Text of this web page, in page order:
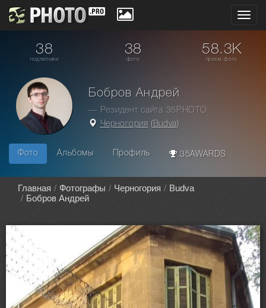
38
подписчики
38
фото
58.3K
просм. фото
Бобров Андрей
— Резидент сайта 35PHOTO
Черногория (Budva)
Фото Альбомы Профиль 35AWARDS
Главная Фотографы Черногория
Budva
Бобров Андрей